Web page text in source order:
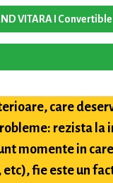
VITARA I Convertible
care
rezista
momente in
fie este un